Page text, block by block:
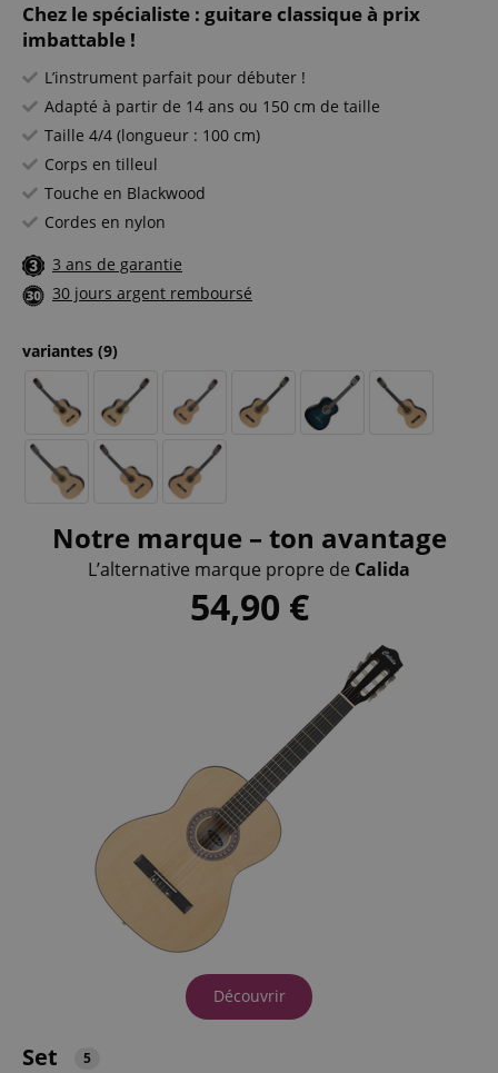
Chez le spécialiste : guitare classique à prix
imbattable !
L’instrument parfait pour débuter !
Adapté à partir de 14 ans ou 150 cm de taille
Taille 4/4 (longueur : 100 cm)
Corps en tilleul
Touche en Blackwood
Cordes en nylon
3 ans de garantie
30 jours argent remboursé
variantes (9)
Notre marque – ton avantage
L’alternative marque propre de Calida
54,90 €
Découvrir
Set 5